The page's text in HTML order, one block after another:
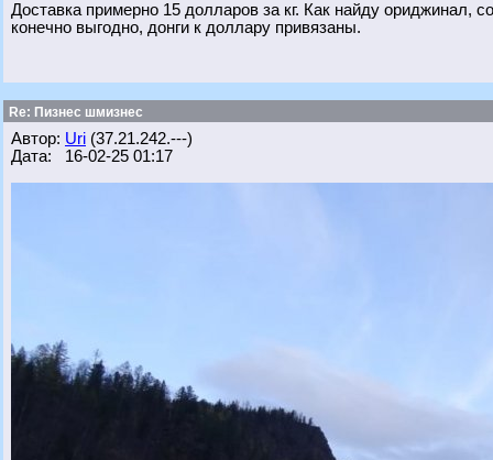
Доставка примерно 15 долларов за кг. Как найду ориджинал,
конечно выгодно, донги к доллару привязаны.
Re: Пизнес шмизнес
Автор: Uri (37.21.242.---)
Дата: 16-02-25 01:17